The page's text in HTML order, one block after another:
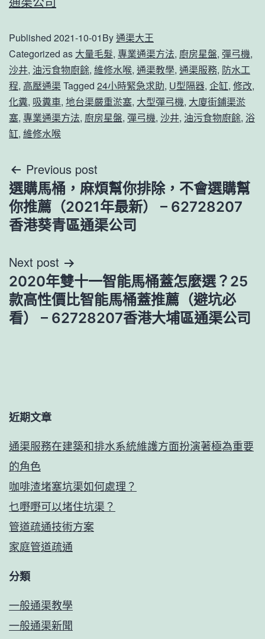
Published 2021-10-01By通渠大王
Categorized as 大量毛髮, 專業通渠方法, 廚房星盤, 彈弓機,
沙井, 油污食物廚餘, 維修水喉, 通渠教學, 通渠服務, 防水工
程, 高壓通渠 Tagged 24小時緊急求助, U型隔器, 企缸, 修改,
化糞, 吸糞車, 地台渠嚴重淤塞, 大型彈弓機, 大廈街鋪渠淤
塞, 專業通渠方法, 廚房星盤, 彈弓機, 沙井, 油污食物廚餘, 浴
缸, 維修水喉
文
章
導
覽
Previous post
選購馬桶，麻煩幫你排除，不會選購幫
你推薦（2021年最新） – 62728207
香港葵青區通渠公司
Next post
2020年雙十一智能馬桶蓋怎麼選？25
款高性價比智能馬桶蓋推薦（避坑必
看） – 62728207香港大埔區通渠公司
近期文章
通渠服務在建築和排水系統維護方面扮演著極為重要
的角色
咖啡渣堵塞坑渠如何處理？
乜嘢嘢可以堵住坑渠？
管道疏通技術方案
家庭管道疏通
分類
一般通渠教學
一般通渠新聞